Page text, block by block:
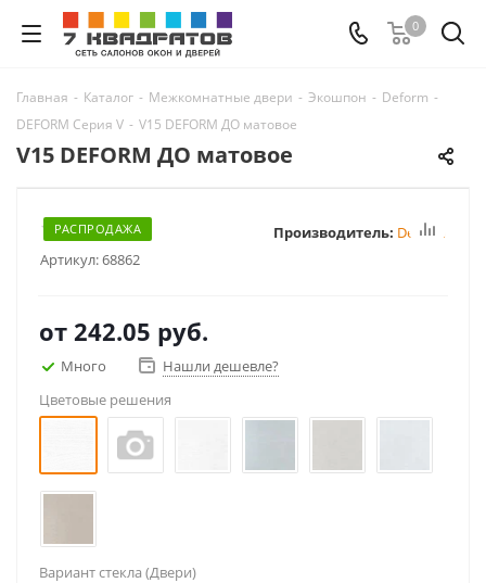
0
Главная - Каталог - Межкомнатные двери - Экошпон - Deform -
DEFORM Серия V - V15 DEFORM ДО матовое
V15 DEFORM ДО матовое
РАСПРОДАЖА
Артикул:68862
Производитель: Deform
от 242.05 руб.
Много
Нашли дешевле?
Цветовые решения
Вариант стекла (Двери)